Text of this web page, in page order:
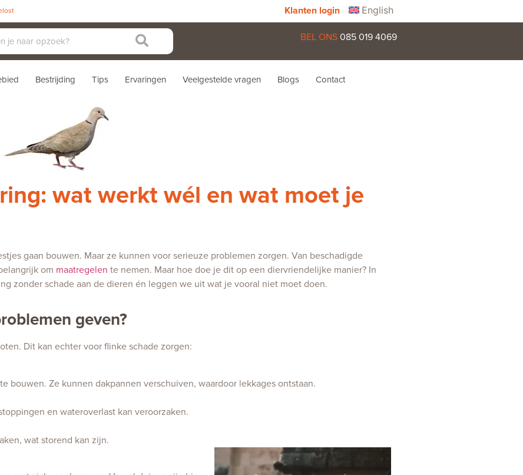
Klanten login English
BEL ONS 085 019 4069
Bestrijding Tips Ervaringen Veelgestelde vragen Blogs Contact
wat werkt wél en wat moet je
gaan bouwen. Maar ze kunnen voor serieuze problemen zorgen. Van beschadigde
om maatregelen te nemen. Maar hoe doe je dit op een diervriendelijke manier? In
zonder schade aan de dieren én leggen we uit wat je vooral niet moet doen.
geven?
Dit kan echter voor flinke schade zorgen:
bouwen. Ze kunnen dakpannen verschuiven, waardoor lekkages ontstaan.
en wateroverlast kan veroorzaken.
wat storend kan zijn.